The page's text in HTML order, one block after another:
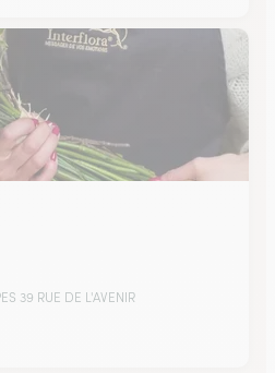
39 RUE DE L'AVENIR